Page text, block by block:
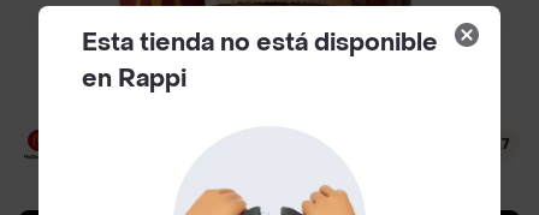
$ 3500
4.7
Esta tienda no está disponible
en Rappi